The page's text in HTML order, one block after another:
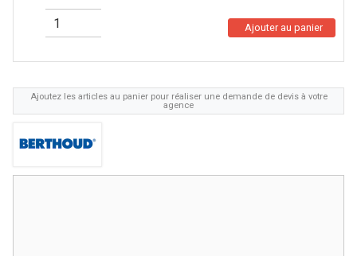
Ajoutez les articles au panier pour réaliser une demande de devis à votre
agence
Ajouter au panier